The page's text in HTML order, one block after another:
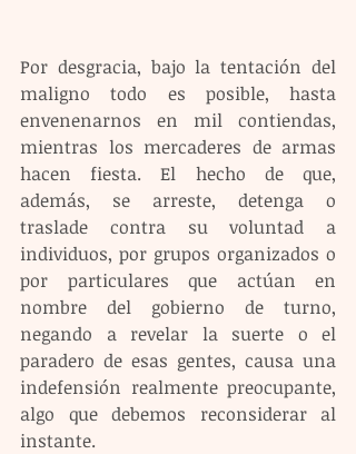
Por desgracia, bajo la tentación del
maligno todo es posible, hasta
envenenarnos en mil contiendas,
mientras los mercaderes de armas
hacen fiesta. El hecho de que,
además, se arreste, detenga o
traslade contra su voluntad a
individuos, por grupos organizados o
por particulares que actúan en
nombre del gobierno de turno,
negando a revelar la suerte o el
paradero de esas gentes, causa una
indefensión realmente preocupante,
algo que debemos reconsiderar al
instante.